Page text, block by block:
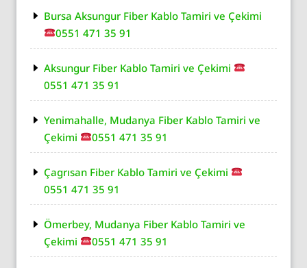
Bursa Aksungur Fiber Kablo Tamiri ve Çekimi
0551 471 35 91
Aksungur Fiber Kablo Tamiri ve Çekimi
0551 471 35 91
Yenimahalle, Mudanya Fiber Kablo Tamiri ve
Çekimi
0551 471 35 91
Çagrısan Fiber Kablo Tamiri ve Çekimi
0551 471 35 91
Ömerbey, Mudanya Fiber Kablo Tamiri ve
Çekimi
0551 471 35 91